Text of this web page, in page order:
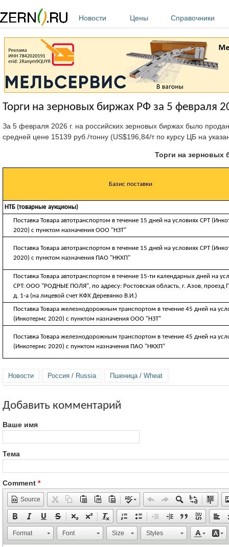
Новости
Цены Справочники
Торги на зерновых биржах РФ за 5 февраля
За 5 февраля 2026 г. на российских зерновых биржах было
средней цене 15139 руб./тонну (US$196,84/т по курсу ЦБ на
Торги на зерновых
Базис поставки
НТБ (товарные аукционы)
Поставка Товара автотранспортом в течение 15 дней на условиях CРТ
2020) с пунктом назначения ООО "НЗТ"
Поставка Товара автотранспортом в течение 15 дней на условиях CРТ
2020) с пунктом назначения ПАО "НКХП"
Поставка Товара автотранспортом в течение 15-ти календарных дней на
CPT: ООО "РОДНЫЕ ПОЛЯ", по адресу: Ростовская область, г. Азов, проезд
д. 1-а (на лицевой счет КФХ Деревянко В.И.)
Поставка Товара железнодорожным транспортом в течение 45 дней на
(Инкотермс 2020) с пунктом назначения ООО "НЗТ"
Поставка Товара железнодорожным транспортом в течение 45 дней на
(Инкотермс 2020) с пунктом назначения ПАО "НКХП"
Новости Россия / Russia Пшеница / Wheat
Добавить комментарий
Ваше имя
Тема
Comment *
Source
Format Font Size Styles